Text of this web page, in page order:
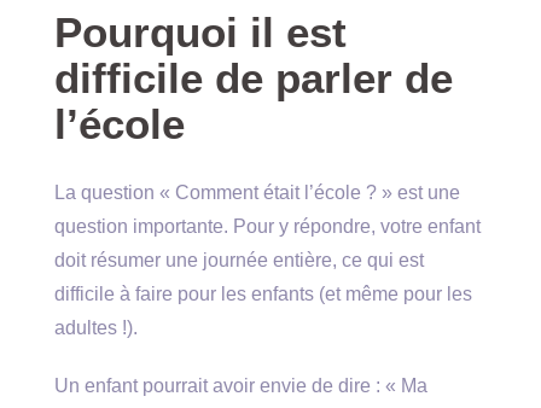
Pourquoi il est
difficile de parler de
l’école
La question « Comment était l’école ? » est une
question importante. Pour y répondre, votre enfant
doit résumer une journée entière, ce qui est
difficile à faire pour les enfants (et même pour les
adultes !).
Un enfant pourrait avoir envie de dire : « Ma